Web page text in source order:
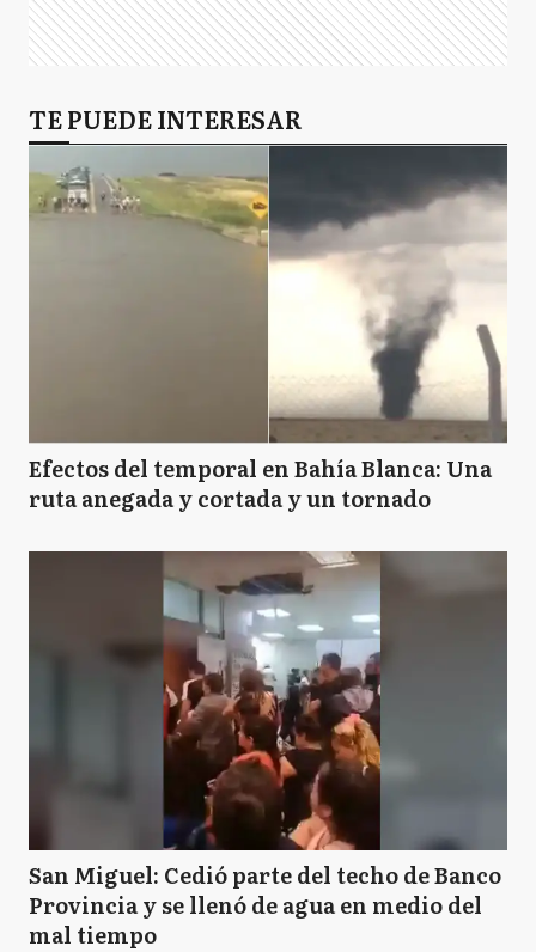
TE PUEDE INTERESAR
Efectos del temporal en Bahía Blanca: Una
ruta anegada y cortada y un tornado
San Miguel: Cedió parte del techo de Banco
Provincia y se llenó de agua en medio del
mal tiempo